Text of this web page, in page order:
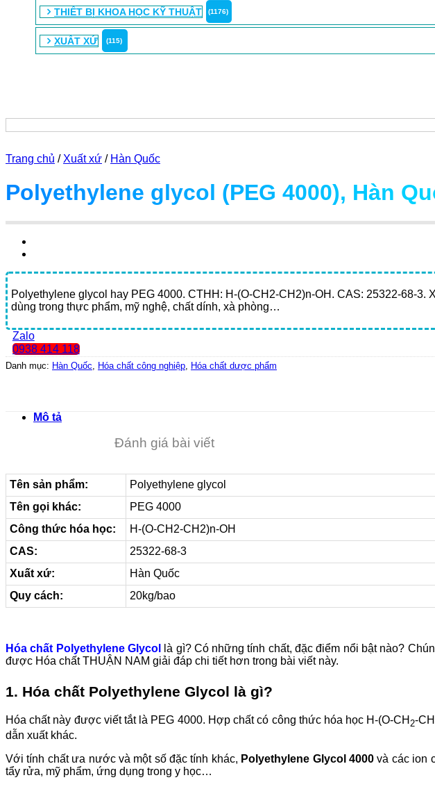
THIẾT BỊ KHOA HỌC KỸ THUẬT (1176)
XUẤT XỨ (115)
Trang chủ / Xuất xứ / Hàn Quốc
Polyethylene glycol (PEG 4000), Hàn
Polyethylene glycol hay PEG 4000. CTHH: H-(O-CH2-CH2)n-OH. CAS: 25322-68-
dùng trong thực phẩm, mỹ nghệ, chất dính, xà phòng…
Zalo
0938 414 118
Danh mục: Hàn Quốc Hóa chất công nghiệp Hóa chất dược phẩm
Mô tả
Đánh giá bài viết
Tên sản phẩm:
Polyethylene glycol
Tên gọi khác:
PEG 4000
Công thức hóa học:
H-(O-CH2-CH2)n-OH
CAS:
25322-68-3
Xuất xứ:
Hàn Quốc
Quy cách:
20kg/bao
Hóa chất Polyethylene Glycol
là gì? Có những tính chất, đặc điểm nổi bật nào?
được Hóa chất THUẬN NAM giải đáp chi tiết hơn trong bài viết này.
1. Hóa chất Polyethylene Glycol là gì?
Hóa chất này được viết tắt là PEG 4000. Hợp chất có công thức hóa học H-(O-CH 2-CH
dẫn xuất khác.
Với tính chất ưa nước và một số đặc tính khác, Polyethylene Glycol 4000và các ion
tẩy rửa, mỹ phẩm, ứng dụng trong y học…